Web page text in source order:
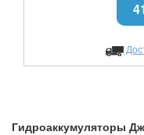
Гидроаккумуляторы